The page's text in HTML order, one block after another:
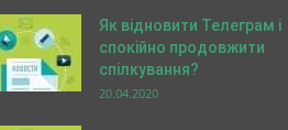
Як відновити Телеграм і
спокійно продовжити
спілкування?
20.04.2020